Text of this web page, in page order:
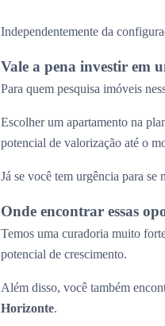
Independentemente da
Vale a pena investir em
Para quem pesquisa imóveis
Escolher um apartamento na
potencial de valorização até o
Já se você tem urgência para se
Onde encontrar essas
Temos uma curadoria muito
potencial de crescimento.
Além disso, você também
Horizonte.